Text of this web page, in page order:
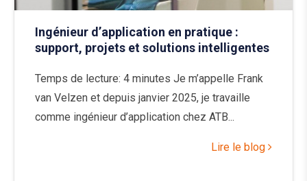
Ingénieur d’application en pratique :
support, projets et solutions intelligentes
Temps de lecture: 4 minutes Je m’appelle Frank
van Velzen et depuis janvier 2025, je travaille
comme ingénieur d’application chez ATB...
Lire le blog